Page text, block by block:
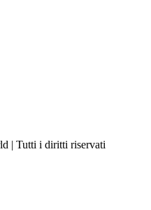
| Tutti i diritti riservati